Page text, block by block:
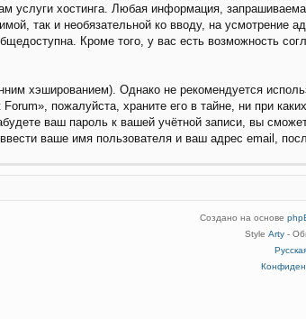
услуги хостинга. Любая информация,
так и необязательной ко вводу, на
Кроме того, у вас есть возможность
хэшированием). Однако не рекомендуется
пожалуйста, храните его в тайне, ни при
ваш пароль к вашей учётной записи, вы
ваше имя пользователя и ваш адрес email,
Создано на основе
Style Arty -